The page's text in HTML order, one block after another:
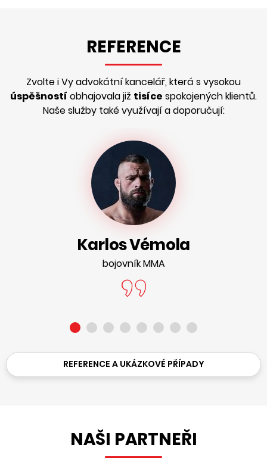
REFERENCE
Zvolte i Vy advokátní kancelář, která s vysokou
úspěšností obhajovala již tisíce spokojených klientů.
Naše služby také využívají a doporučují:
Karlos Vémola
bojovník MMA
REFERENCE A UKÁZKOVÉ PŘÍPADY
NAŠI PARTNEŘI